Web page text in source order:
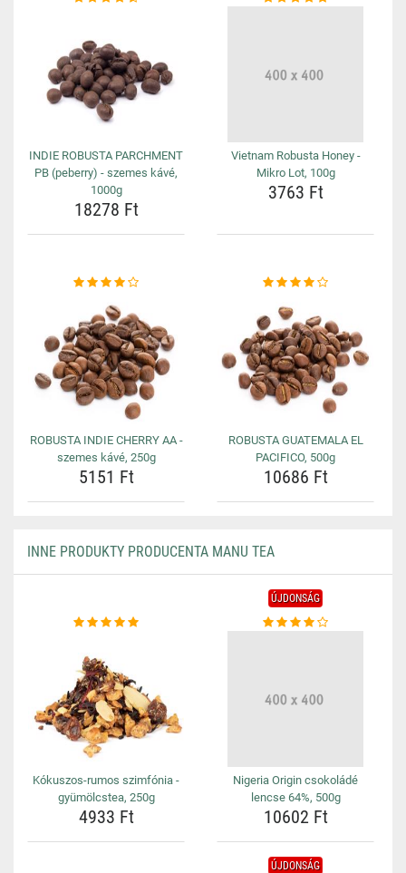
INDIE ROBUSTA PARCHMENT
PB (peberry) - szemes kávé,
1000g
18278 Ft
Vietnam Robusta Honey -
Mikro Lot, 100g
3763 Ft
ROBUSTA INDIE CHERRY AA -
szemes kávé, 250g
5151 Ft
ROBUSTA GUATEMALA EL
PACIFICO, 500g
10686 Ft
INNE PRODUKTY PRODUCENTA MANU TEA
Kókuszos-rumos szimfónia -
gyümölcstea, 250g
4933 Ft
ÚJDONSÁG
Nigeria Origin csokoládé
lencse 64%, 500g
10602 Ft
ÚJDONSÁG